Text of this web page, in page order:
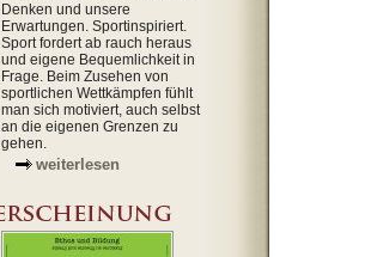
Denken und unsere
Erwartungen. Sportinspiriert.
Sport fordert ab rauch heraus
und eigene Bequemlichkeit in
Frage. Beim Zusehen von
sportlichen Wettkämpfen fühlt
man sich motiviert, auch selbst
an die eigenen Grenzen zu
gehen.
weiterlesen